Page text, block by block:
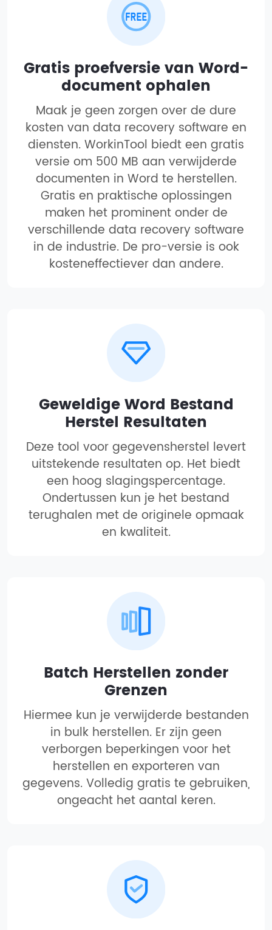
Gratis proefversie van Word-
document ophalen
Maak je geen zorgen over de dure
kosten van data recovery software en
diensten. WorkinTool biedt een gratis
versie om 500 MB aan verwijderde
documenten in Word te herstellen.
Gratis en praktische oplossingen
maken het prominent onder de
verschillende data recovery software
in de industrie. De pro-versie is ook
kosteneffectiever dan andere.
Geweldige Word Bestand
Herstel Resultaten
Deze tool voor gegevensherstel levert
uitstekende resultaten op. Het biedt
een hoog slagingspercentage.
Ondertussen kun je het bestand
terughalen met de originele opmaak
en kwaliteit.
Batch Herstellen zonder
Grenzen
Hiermee kun je verwijderde bestanden
in bulk herstellen. Er zijn geen
verborgen beperkingen voor het
herstellen en exporteren van
gegevens. Volledig gratis te gebruiken,
ongeacht het aantal keren.